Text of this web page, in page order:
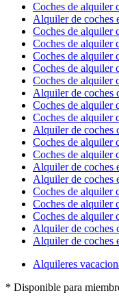
Coches de alquiler
Alquiler de coches
Coches de alquiler
Coches de alquiler
Coches de alquiler
Coches de alquiler
Coches de alquiler
Alquiler de coches
Coches de alquiler
Coches de alquiler
Alquiler de coches
Coches de alquiler
Coches de alquiler
Alquiler de coches
Alquiler de coches
Coches de alquiler
Coches de
Coches de alquiler
Alquiler de coches
Alquiler de coches
Alquileres
* Disponible para